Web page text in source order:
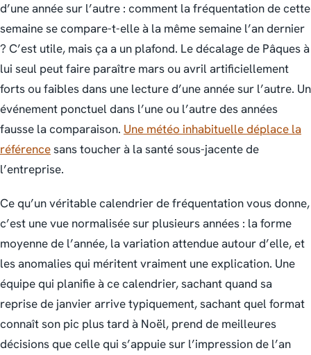
d’une année sur l’autre : comment la fréquentation de cette
semaine se compare-t-elle à la même semaine l’an dernier
? C’est utile, mais ça a un plafond. Le décalage de Pâques à
lui seul peut faire paraître mars ou avril artificiellement
forts ou faibles dans une lecture d’une année sur l’autre. Un
événement ponctuel dans l’une ou l’autre des années
fausse la comparaison. Une météo inhabituelle déplace la
référencesans toucher à la santé sous-jacente de
l’entreprise.
Ce qu’un véritable calendrier de fréquentation vous donne,
c’est une vue normalisée sur plusieurs années : la forme
moyenne de l’année, la variation attendue autour d’elle, et
les anomalies qui méritent vraiment une explication. Une
équipe qui planifie à ce calendrier, sachant quand sa
reprise de janvier arrive typiquement, sachant quel format
connaît son pic plus tard à Noël, prend de meilleures
décisions que celle qui s’appuie sur l’impression de l’an